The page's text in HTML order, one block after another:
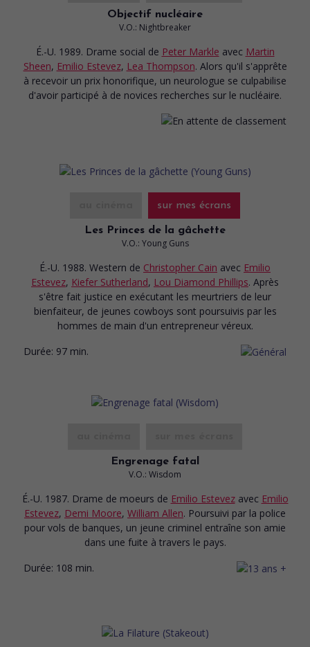
Objectif nucléaire
V.O.: Nightbreaker
É.-U. 1989. Drame social de Peter Markle avec Martin
Sheen, Emilio Estevez, Lea Thompson. Alors qu'il s'apprête
à recevoir un prix honorifique, un neurologue se culpabilise
d'avoir participé à de novices recherches sur le nucléaire.
sur mes écrans
Les Princes de la gâchette
V.O.: Young Guns
É.-U. 1988. Western de Christopher Cain avec Emilio
Estevez, Kiefer Sutherland, Lou Diamond Phillips. Après
s'être fait justice en exécutant les meurtriers de leur
bienfaiteur, de jeunes cowboys sont poursuivis par les
hommes de main d'un entrepreneur véreux.
Durée: 97 min.
Engrenage fatal
V.O.: Wisdom
É.-U. 1987. Drame de moeurs de Emilio Estevez avec Emilio
Estevez, Demi Moore, William Allen. Poursuivi par la police
pour vols de banques, un jeune criminel entraîne son amie
dans une fuite à travers le pays.
Durée: 108 min.